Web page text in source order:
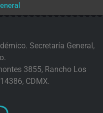
Secretaría General,
3855, Rancho Los
CDMX.